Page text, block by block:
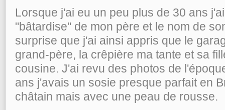
Lorsque j'ai eu un peu plus de 30 ans
"bâtardise" de mon père et le nom de
surprise que j'ai ainsi appris que le
grand-père, la crêpière ma tante et sa
cousine. J'ai revu des photos de
ans j'avais un sosie presque parfait en
châtain mais avec une peau de rousse.